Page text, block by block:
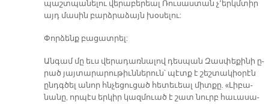
պաշտ­պա­նե­լու վե­րա­բե­րեալ Ռու­սաս­տան չ՚երկմ­տիր
այդ մա­սին բարձ­րա­ձայն խօ­սե­լու:
Փոր­ձենք բա­ցատ­րել:
Ան­գամ մը եւս վե­րա­դառ­նա­լով դես­պան Զաս­փե­քի­նի ը­
րած յայ­տա­րա­րու­թիւն­նե­րուն՝ պէտք է շեշ­տա­կիօ­րէն
ընդգ­ծել ա­նոր հնչե­ցու­ցած հե­տե­ւեալ միտ­քը. «Լի­բա­
նա­նը, որ­պէս եր­կիր կազ­մուած է շատ նուրբ հա­ւա­սա­